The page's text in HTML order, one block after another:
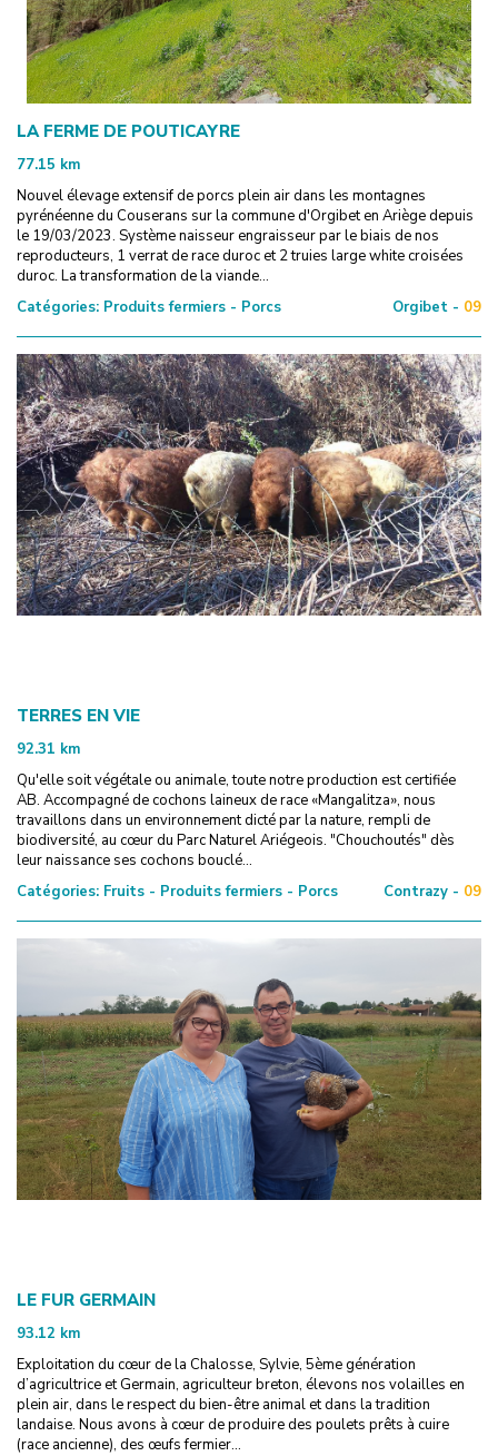
LA FERME DE POUTICAYRE
77.15 km
Nouvel élevage extensif de porcs plein air dans les montagnes
pyrénéenne du Couserans sur la commune d'Orgibet en Ariège depuis
le 19/03/2023. Système naisseur engraisseur par le biais de nos
reproducteurs, 1 verrat de race duroc et 2 truies large white croisées
duroc. La transformation de la viande...
Catégories: Produits fermiers - Porcs Orgibet - 09
TERRES EN VIE
92.31 km
Qu'elle soit végétale ou animale, toute notre production est certifiée
AB. Accompagné de cochons laineux de race «Mangalitza», nous
travaillons dans un environnement dicté par la nature, rempli de
biodiversité, au cœur du Parc Naturel Ariégeois. "Chouchoutés" dès
leur naissance ses cochons bouclé...
Catégories: Fruits - Produits fermiers - Porcs Contrazy - 09
LE FUR GERMAIN
93.12 km
Exploitation du cœur de la Chalosse, Sylvie, 5ème génération
d’agricultrice et Germain, agriculteur breton, élevons nos volailles en
plein air, dans le respect du bien-être animal et dans la tradition
landaise. Nous avons à cœur de produire des poulets prêts à cuire
(race ancienne), des œufs fermier...